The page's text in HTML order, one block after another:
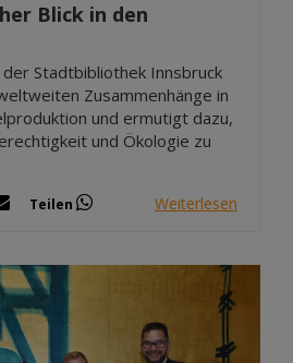
Blick in den
der Stadtbibliothek Innsbruck
Zusammenhänge in
und ermutigt dazu,
und Ökologie zu
Teilen Weiterlesen